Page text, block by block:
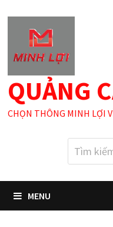
content
QUẢNG
CHỌN THÔNG MINH LỢI
Tìm
kiếm
MENU